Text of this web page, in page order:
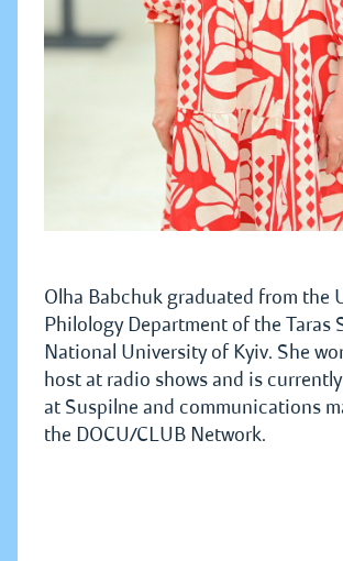
Olha Babchuk graduated from the
Philology Department of the Taras
National University of Kyiv. She
host at radio shows and is
at Suspilne and communications
the DOCU/CLUB Network.